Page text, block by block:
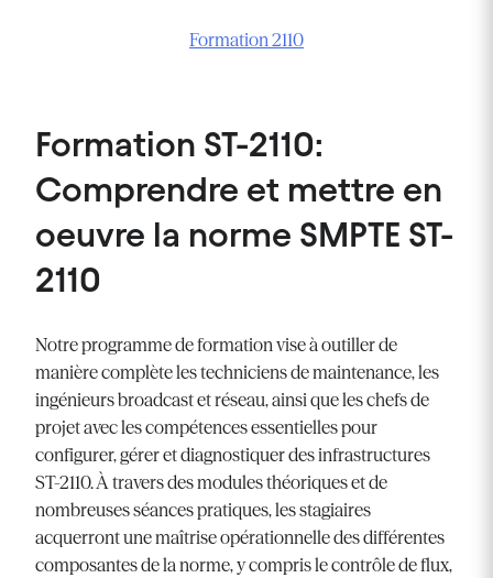
Formation 2110
Formation ST-2110:
Comprendre et mettre en
oeuvre la norme SMPTE ST-
2110
Notre programme de formation vise à outiller de
manière complète les techniciens de maintenance, les
ingénieurs broadcast et réseau, ainsi que les chefs de
projet avec les compétences essentielles pour
configurer, gérer et diagnostiquer des infrastructures
ST-2110. À travers des modules théoriques et de
nombreuses séances pratiques, les stagiaires
acquerront une maîtrise opérationnelle des différentes
composantes de la norme, y compris le contrôle de flux,